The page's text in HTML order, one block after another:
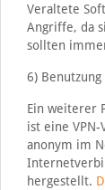
Veraltete
Angriffe, da
sollten
6)
Ein weiterer
ist eine
anonym im
hergestellt.